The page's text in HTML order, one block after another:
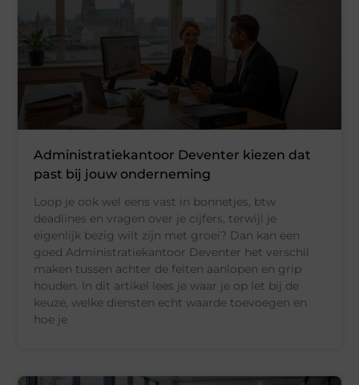
Administratiekantoor Deventer kiezen dat
past bij jouw onderneming
Loop je ook wel eens vast in bonnetjes, btw
deadlines en vragen over je cijfers, terwijl je
eigenlijk bezig wilt zijn met groei? Dan kan een
goed Administratiekantoor Deventer het verschil
maken tussen achter de feiten aanlopen en grip
houden. In dit artikel lees je waar je op let bij de
keuze, welke diensten echt waarde toevoegen en
hoe je